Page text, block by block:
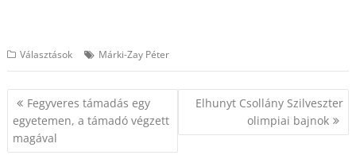
Választások Márki-Zay Péter
Bejegyzés
navigáció
Fegyveres támadás egy
egyetemen, a támadó végzett
magával
Elhunyt Csollány Szilveszter
olimpiai bajnok